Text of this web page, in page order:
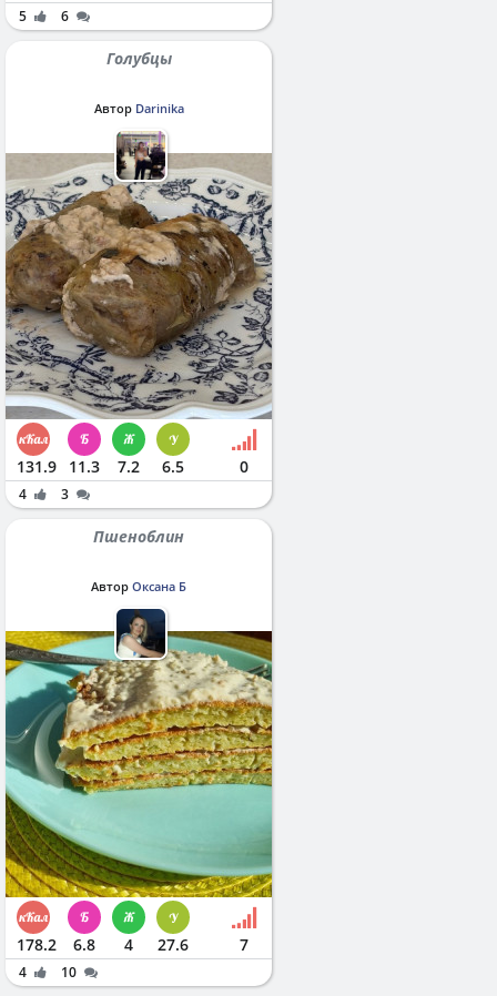
5 6
Голубцы
Автор Darinika
131.9 11.3 7.2 6.5 0
4 3
Пшеноблин
Автор Оксана Б
178.2 6.8 4 27.6 7
4
10